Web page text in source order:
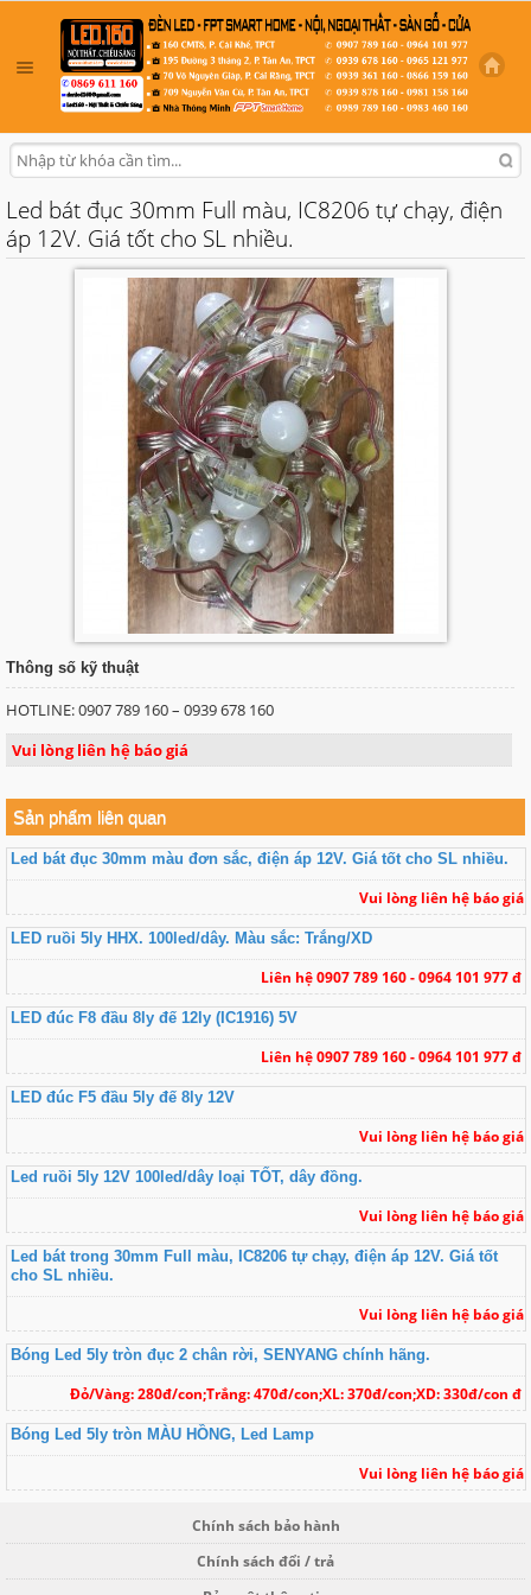
Led bát đục 30mm Full màu, IC8206 tự chạy, điện
áp 12V. Giá tốt cho SL nhiều.
Thông số kỹ thuật
HOTLINE: 0907 789 160 – 0939 678 160
Vui lòng liên hệ báo giá
Sản phẩm liên quan
Led bát đục 30mm màu đơn sắc, điện áp 12V. Giá tốt cho SL nhiều.
Vui lòng liên hệ báo giá
LED ruồi 5ly HHX. 100led/dây. Màu sắc: Trắng/XD
Liên hệ 0907 789 160 - 0964 101 977 đ
LED đúc F8 đầu 8ly đế 12ly (IC1916) 5V
Liên hệ 0907 789 160 - 0964 101 977 đ
LED đúc F5 đầu 5ly đế 8ly 12V
Vui lòng liên hệ báo giá
Led ruồi 5ly 12V 100led/dây loại TỐT, dây đồng.
Vui lòng liên hệ báo giá
Led bát trong 30mm Full màu, IC8206 tự chạy, điện áp 12V. Giá tốt
cho SL nhiều.
Vui lòng liên hệ báo giá
Bóng Led 5ly tròn đục 2 chân rời, SENYANG chính hãng.
Đỏ/Vàng: 280đ/con;Trắng: 470đ/con;XL: 370đ/con;XD: 330đ/con đ
Bóng Led 5ly tròn MÀU HỒNG, Led Lamp
Vui lòng liên hệ báo giá
Chính sách bảo hành
Chính sách đổi / trả